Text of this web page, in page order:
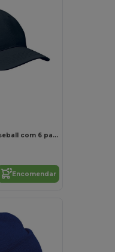
BASIE Bone de baseball com 6 paineis
Encomendar